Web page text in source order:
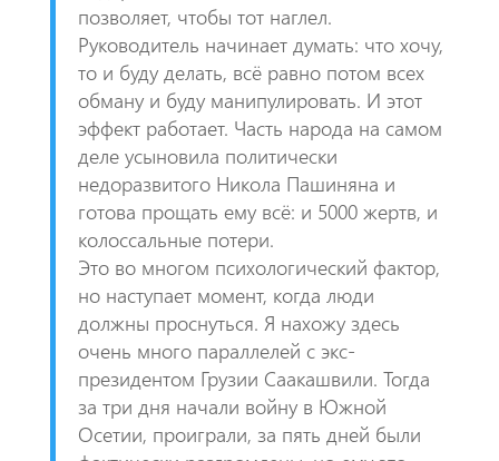
позволяет, чтобы тот наглел.
Руководитель начинает думать: что хочу,
то и буду делать, всё равно потом всех
обману и буду манипулировать. И этот
эффект работает. Часть народа на самом
деле усыновила политически
недоразвитого Никола Пашиняна и
готова прощать ему всё: и 5000 жертв, и
колоссальные потери.
Это во многом психологический фактор,
но наступает момент, когда люди
должны проснуться. Я нахожу здесь
очень много параллелей с экс-
президентом Грузии Саакашвили. Тогда
за три дня начали войну в Южной
Осетии, проиграли, за пять дней были